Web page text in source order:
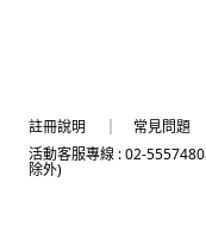
註冊說明
常見問題
活動客服專線 : 02-
除外)